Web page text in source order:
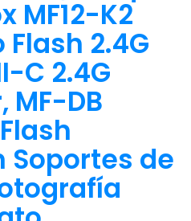
MF12-K2
Flash 2.4G
C 2.4G
MF-DB
Soportes de